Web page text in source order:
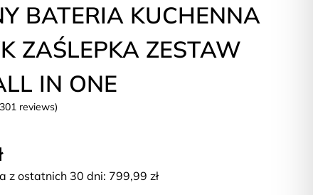
BATERIA KUCHENNA
ZAŚLEPKA ZESTAW
IN ONE
reviews)
z ostatnich 30 dni: 799,99zł